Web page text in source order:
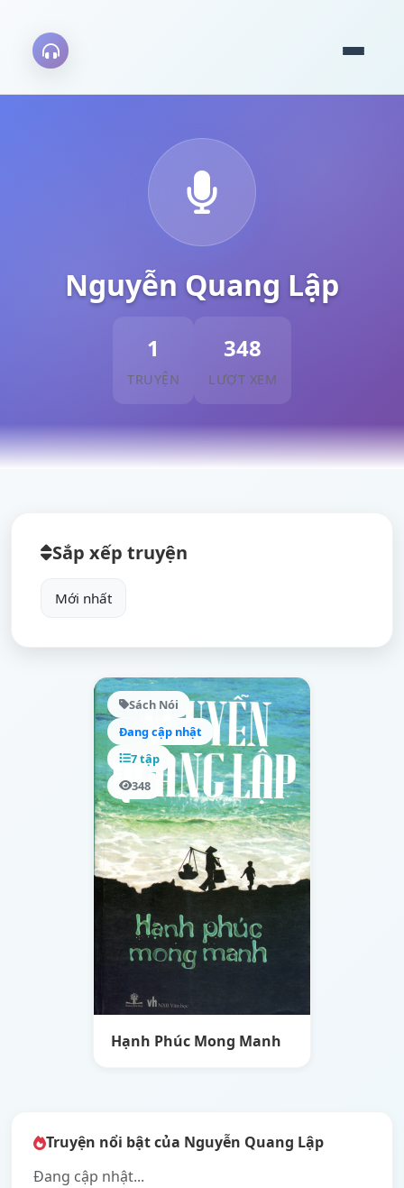
Nguyễn Quang Lập
1
TRUYỆN
348
LƯỢT XEM
Sắp xếp truyện
Sách Nói
Đang cập nhật
7 tập
348
Hạnh Phúc Mong Manh
Truyện nổi bật của Nguyễn Quang Lập
Đang cập nhật...